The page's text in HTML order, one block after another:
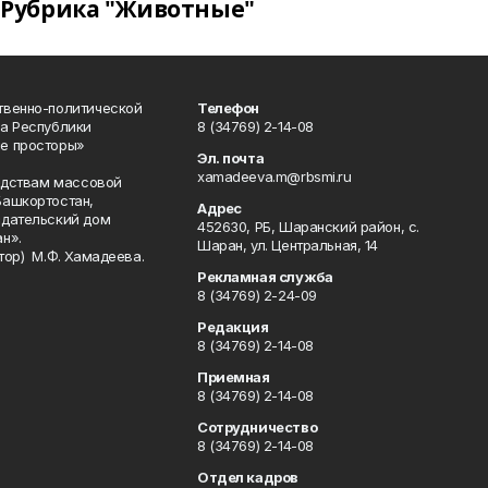
Рубрика "Животные"
политической
Республики
просторы»
массовой
дом
М.Ф. Хамадеева.
Телефон
8 (34769) 2-14-08
Эл. почта
xamadeeva.m@rbsmi.ru
Адрес
452630, РБ, Шаранский район, с.
Шаран, ул. Центральная, 14
Рекламная служба
8 (34769) 2-24-09
Редакция
8 (34769) 2-14-08
Приемная
8 (34769) 2-14-08
Сотрудничество
8 (34769) 2-14-08
Отдел кадров